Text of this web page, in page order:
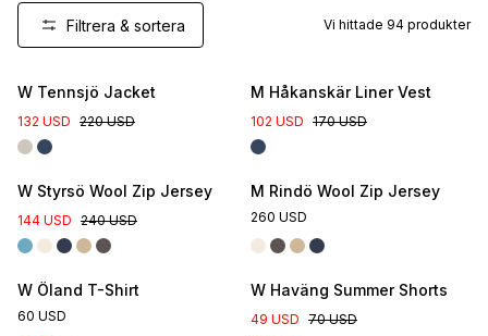
Filtrera & sortera Vi hittade 94 produkter
Nyhet
W Tennsjö Jacket
132 USD 220 USD
M Håkanskär Liner Vest
102 USD 170 USD
W Styrsö Wool Zip Jersey
144 USD 240 USD
M Rindö Wool Zip Jersey
260 USD
W Öland T-Shirt
60 USD
Online Exclusive
W Haväng Summer Shorts
49 USD 70 USD